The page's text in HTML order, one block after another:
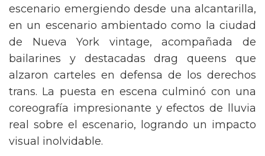
escenario emergiendo desde una alcantarilla,
en un escenario ambientado como la ciudad
de Nueva York vintage, acompañada de
bailarines y destacadas drag queens que
alzaron carteles en defensa de los derechos
trans. La puesta en escena culminó con una
coreografía impresionante y efectos de lluvia
real sobre el escenario, logrando un impacto
visual inolvidable.